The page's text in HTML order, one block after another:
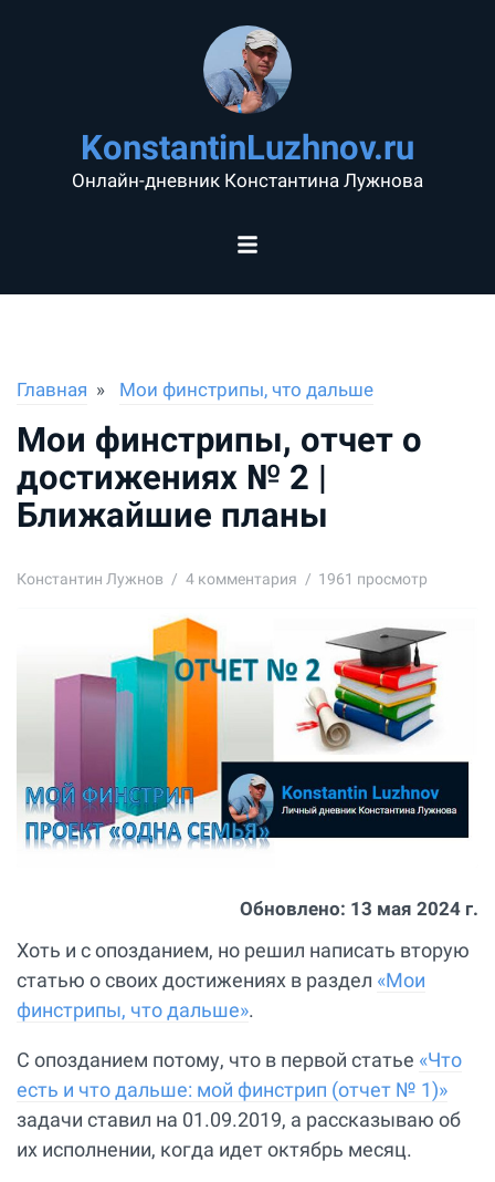
KonstantinLuzhnov.ru
Онлайн-дневник Константина Лужнова
Главная Мои финстрипы, что дальше
Мои финстрипы, отчет о
достижениях № 2 |
Ближайшие планы
Константин Лужнов 4комментария 1961 просмотр
Обновлено: 13 мая 2024 г.
Хоть и с опозданием, но решил написать вторую
статью о своих достижениях в раздел «Мои
финстрипы, что дальше».
С опозданием потому, что в первой статье «Что
есть и что дальше: мой финстрип (отчет № 1)»
задачи ставил на 01.09.2019, а рассказываю об
их исполнении, когда идет октябрь месяц.